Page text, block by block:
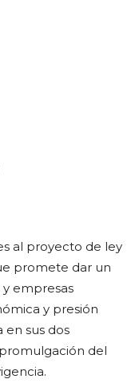
al proyecto de ley
promete dar un
empresas
y presión
en sus dos
del